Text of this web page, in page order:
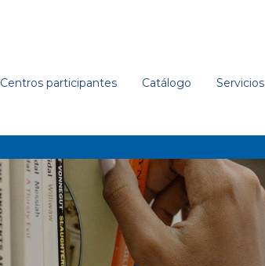
Centros participantes Catálogo Servicios